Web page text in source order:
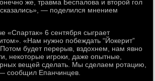
же, травма Беспалова и второй гол
сказались», — поделился мнением
«Спартак» 6 сентября сыграет
«Нам нужно побеждать “Йокерит”
будет перерыв, вздохнем, нам явно
некоторые игроки, даже опытные,
вещей сделать. Мы сделаем ротацию,
сообщил Епанчинцев.